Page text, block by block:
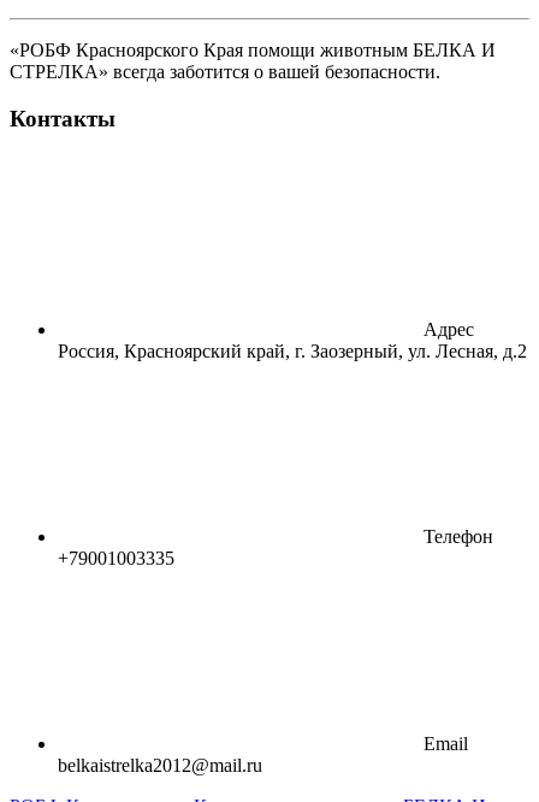
«РОБФ Красноярского Края помощи животным БЕЛКА И
СТРЕЛКА» всегда заботится о вашей безопасности.
Контакты
Адрес
Россия, Красноярский край, г. Заозерный, ул. Лесная, д.2
Телефон
+79001003335
Email
belkaistrelka2012@mail.ru